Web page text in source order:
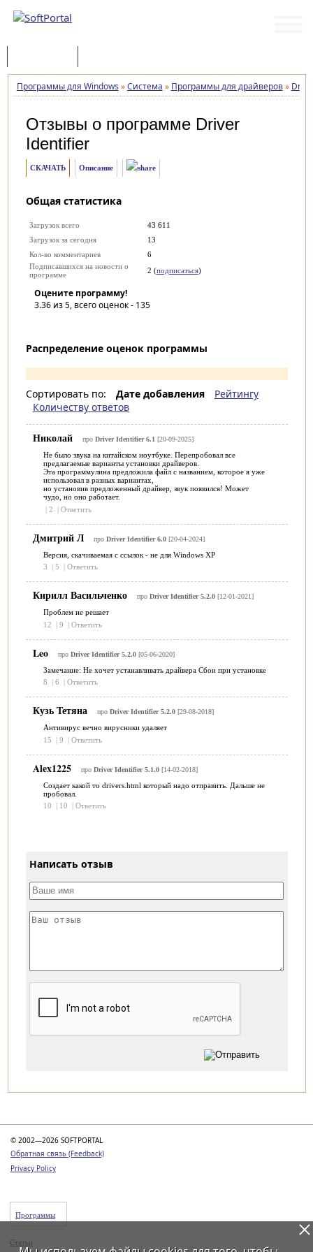
Программы для Windows »Система » Программы для драйверов»
Отзывы о программе Driver
Identifier
СКАЧАТЬ Описание
Общая статистика
Загрузок всего
43 611
Загрузок за сегодня
13
Кол-во комментариев
6
Подписавшихся на новости о
программе
2 (подписаться)
Оцените программу!
3.36из 5, всего оценок - 135
Распределение оценок программы
Сортировать по: Дате добавления
Рейтингу
Количеству ответов
Николай про Driver Identifier 6.1 [20-09-2025]
Не было звука на китайском ноутбуке. Перепробовал все
предлагаемые варианты установки драйверов.
Эта программулина предложила файл с названием, которое я уже
использовал в разных вариантах,
но установив предложенный драйвер, звук появился! Может
чудо, но оно работает.
| 2 | Ответить
Дмитрий Л про Driver Identifier 6.0[20-04-2024]
Версия, скачиваемая с ссылок - не для Windows XP
3
| 5 | Ответить
Кирилл Васильченко про Driver Identifier 5.2.0[12-01-2021]
Проблем не решает
12
| 9 | Ответить
Leo про Driver Identifier 5.2.0[05-06-2020]
Замечание: Не хочет устанавливать драйвера Сбои при установке
8
| 6 | Ответить
Кузь Тетяна про Driver Identifier 5.2.0[29-08-2018]
Антивирус вечно вирусники удаляет
15
| 9 | Ответить
Alex1225 про Driver Identifier 5.1.0[14-02-2018]
Создает какой то drivers.html который надо отправить. Дальше не
пробовал.
10
| 10 | Ответить
Написать отзыв
© 2002—2026 SOFTPORTAL
Обратная связь (Feedback)
Privacy Policy
Программы
Статьи